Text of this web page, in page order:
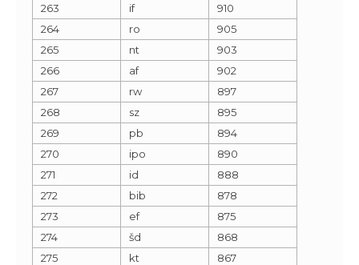
263
if
910
264
ro
905
265
nt
903
266
af
902
267
rw
897
268
sz
895
269
pb
894
270
ipo
890
271
id
888
272
bib
878
273
ef
875
274
šd
868
275
kt
867